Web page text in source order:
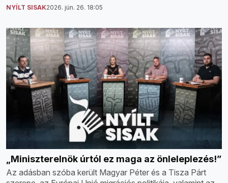
NYÍLT SISAK2026. jún. 26. 18:05
„Miniszterelnök úrtól ez maga az önleleplezés!”
Az adásban szóba került Magyar Péter és a Tisza Párt